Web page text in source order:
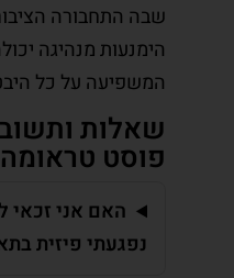
שבה התחבורה
הימנעות מנהיגה
המשפיעה על כל
שאלות
פוסט
האם אני זכאי
נפגעתי פיזית